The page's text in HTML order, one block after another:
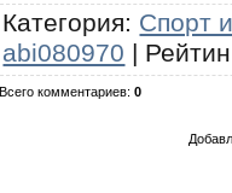
Категория: Спорт
abi080970 |
Всего комментариев:0